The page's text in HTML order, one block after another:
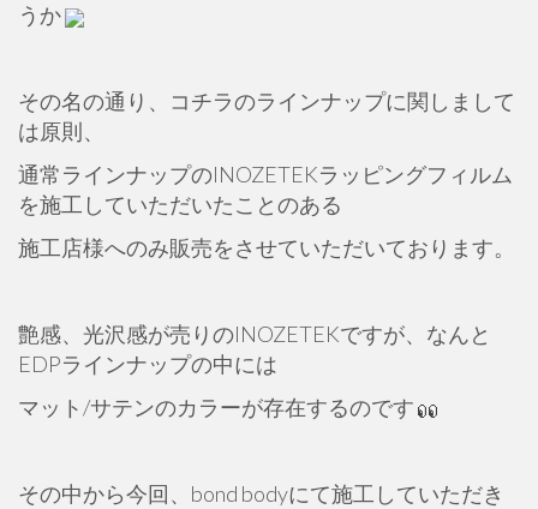
うか
その名の通り、コチラのラインナップに関しまして
は原則、
通常ラインナップのINOZETEKラッピングフィルム
を施工していただいたことのある
施工店様へのみ販売をさせていただいております。
艶感、光沢感が売りのINOZETEKですが、なんと
EDPラインナップの中には
マット/サテンのカラーが存在するのです
その中から今回、bond bodyにて施工していただき